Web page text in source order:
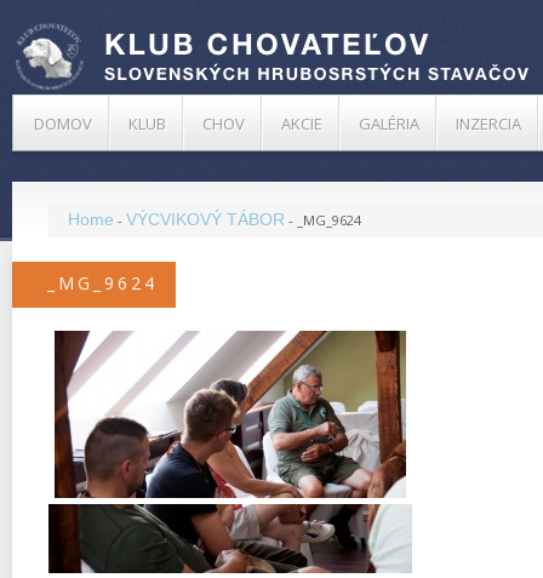
DOMOV KLUB CHOV AKCIE GALÉRIA INZERCIA
Home - VÝCVIKOVÝ TÁBOR - _MG_9624
_MG_9624